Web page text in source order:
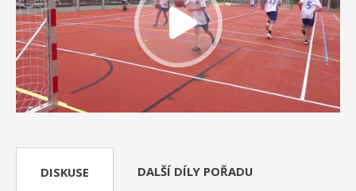
DISKUSE DALŠÍ DÍLY POŘADU